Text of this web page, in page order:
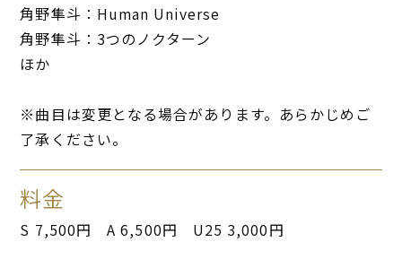
角野隼斗：Human Universe
角野隼斗：3つのノクターン
ほか
※曲目は変更となる場合があります。あらかじめご
了承ください。
料金
S 7,500円 A 6,500円 U25 3,000円